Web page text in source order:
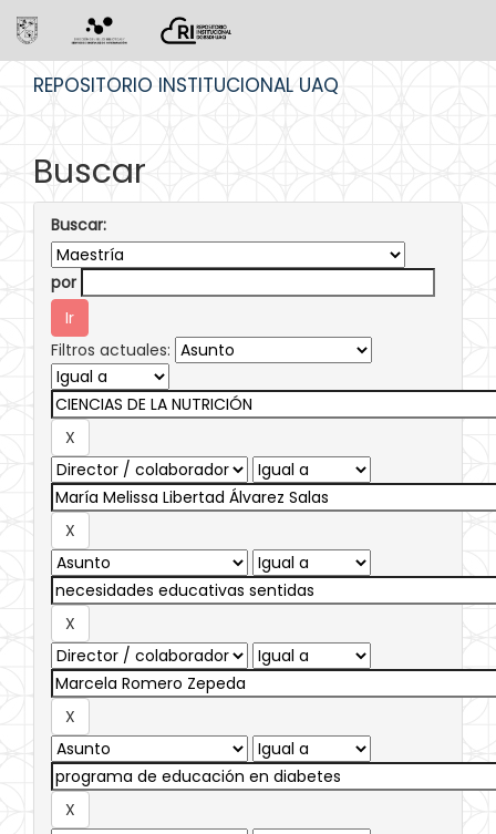
REPOSITORIO INSTITUCIONAL UAQ
Buscar
Buscar:
por
Filtros actuales: